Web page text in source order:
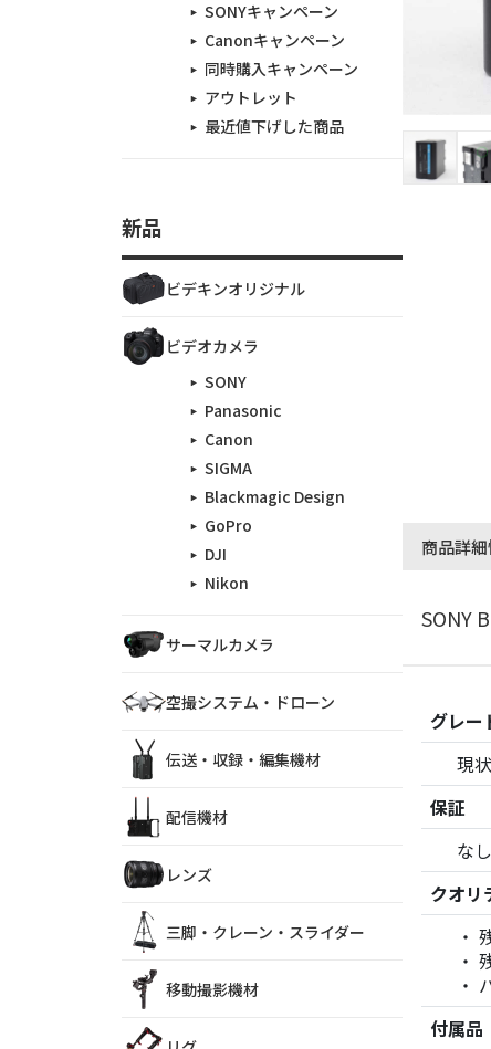
商品詳
SONY
グレー
現
保証
なし
クオリ
付属品
SONYキャンペーン
Canonキャンペーン
同時購入キャンペーン
アウトレット
最近値下げした商品
新品
ビデキンオリジナル
ビデオカメラ
SONY
Panasonic
Canon
SIGMA
Blackmagic Design
GoPro
DJI
Nikon
サーマルカメラ
空撮システム・ドローン
伝送・収録・編集機材
配信機材
レンズ
三脚・クレーン・スライダー
移動撮影機材